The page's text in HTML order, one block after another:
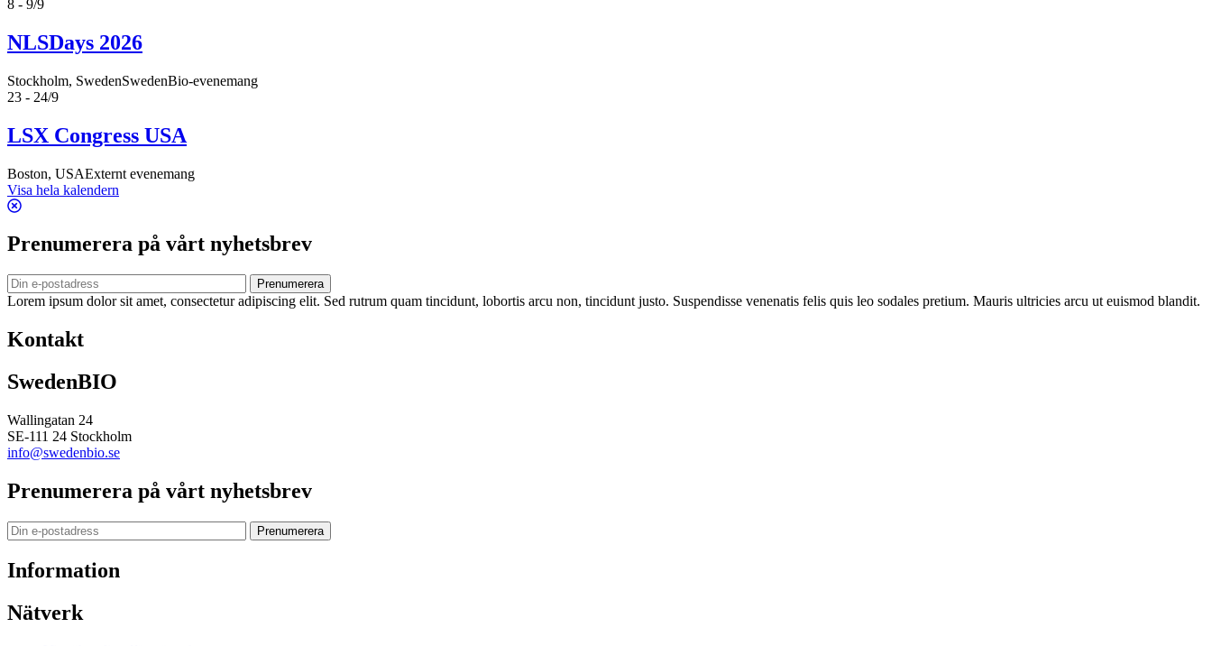
8 - 9/9
NLSDays 2026
Stockholm, SwedenSwedenBio-evenemang
23 - 24/9
LSX Congress USA
Boston, USAExternt evenemang
Visa hela kalendern
Prenumerera på vårt nyhetsbrev
Prenumerera
Lorem ipsum dolor sit amet, consectetur adipiscing elit. Sed rutrum quam tincidunt, lobortis arcu non, tincidunt justo. Suspendisse venenatis felis quis leo sodales pretium. Mauris ultricies arcu ut euismod blandit.
Kontakt
SwedenBIO
Wallingatan 24
SE-111 24 Stockholm
info@swedenbio.se
Prenumerera på vårt nyhetsbrev
Prenumerera
Information
Nätverk